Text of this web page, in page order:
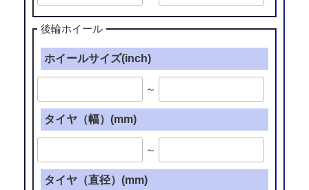
後輪ホイール
ホイールサイズ(inch)
～
タイヤ（幅）(mm)
～
タイヤ（直径）(mm)